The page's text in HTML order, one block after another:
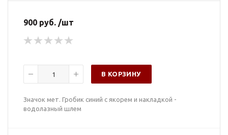
900 руб. /шт
В КОРЗИНУ
Значок мет. Гробик синий с якорем и накладкой -
водолазный шлем